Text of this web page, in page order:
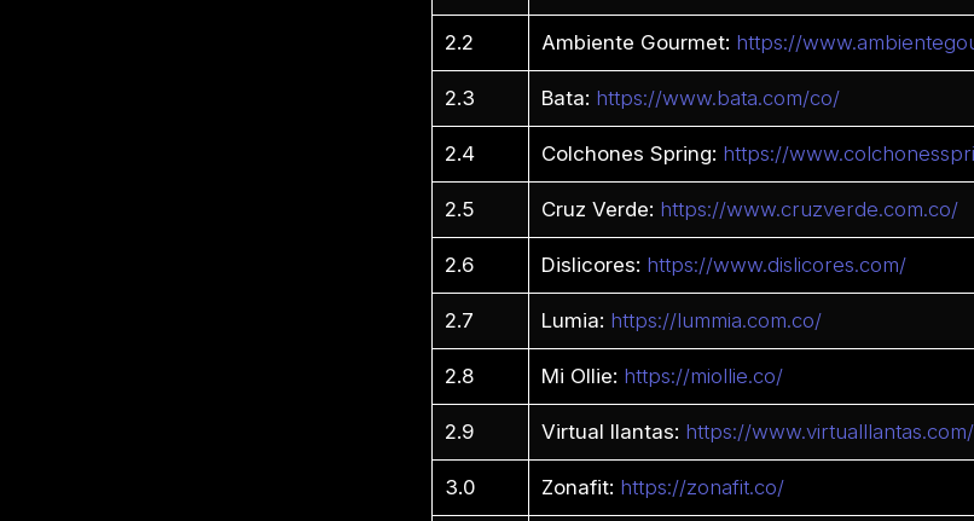
2.2 Ambiente Gourmet: https://
2.3 Bata: https://www.bata.com/co/
2.4 Colchones Spring: https://
2.5 Cruz Verde: https://www.cruzverde.com.co/
2.6 Dislicores: https://www.dislicores.com/
2.7 Lumia: https://lummia.com.co/
2.8 Mi Ollie: https://miollie.co/
2.9 Virtual llantas: https://www.virtualllantas.com/
3.0 Zonafit: https://zonafit.co/